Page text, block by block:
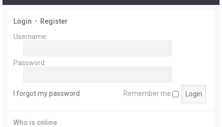
Login • Register
Username:
Password:
I forgot my password Remember me
Who is online